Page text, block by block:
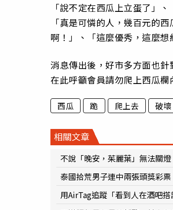
「說不定在西瓜上立蛋了」
「真是可憐的人，幾百元的
啊！」、「這麼優秀，這麼
消息傳出後，好市多方面也
在此呼籲會員請勿爬上西瓜
西瓜 跪 爬上去 破壞
相關文章
不說「晚安，茱麗葉」無法關
泰國拾荒男子連中兩張頭獎彩
用AirTag追蹤「看到人在酒吧